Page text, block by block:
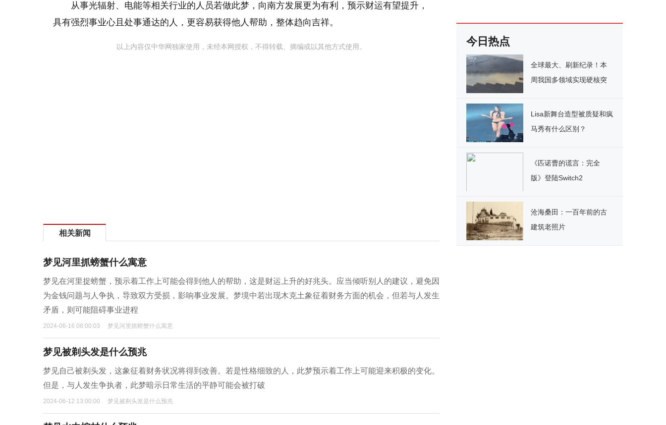
从事光辐射、电能等相关行业的人员若做此梦，向南方发展更为有利，预示财运有望提升，
具有强烈事业心且处事通达的人，更容易获得他人帮助，整体趋向吉祥。
以上内容仅中华网独家使用，未经本网授权，不得转载、摘编或以其他方式使用。
相关新闻
梦见河里抓螃蟹什么寓意
梦见在河里捉螃蟹，预示着工作上可能会得到他人的帮助，这是财运上升的好兆头。应当倾听别人的建议，避免因
为金钱问题与人争执，导致双方受损，影响事业发展。梦境中若出现木克土象征着财务方面的机会，但若与人发生
矛盾，则可能阻碍事业进程
2024-06-16 08:00:03 梦见河里抓螃蟹什么寓意
梦见被剃头发是什么预兆
梦见自己被剃头发，这象征着财务状况将得到改善。若是性格细致的人，此梦预示着工作上可能迎来积极的变化。
但是，与人发生争执者，此梦暗示日常生活的平静可能会被打破
2024-06-12 13:00:00 梦见被剃头发是什么预兆
今日热点
全球最大、刷新纪录！本
周我国多领域实现硬核突
Lisa新舞台造型被质疑和疯
马秀有什么区别？
《匹诺曹的谎言：完全
版》登陆Switch2
沧海桑田：一百年前的古
建筑老照片